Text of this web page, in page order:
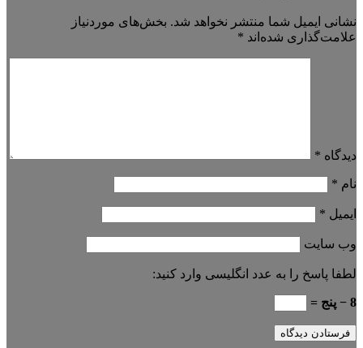
نشانی ایمیل شما منتشر نخواهد شد. بخش‌های موردنیاز
علامت‌گذاری شده‌اند *
دیدگاه *
نام *
ایمیل *
وب‌ سایت
لطفا پاسخ را به عدد انگلیسی وارد کنید:
8 − پنج =